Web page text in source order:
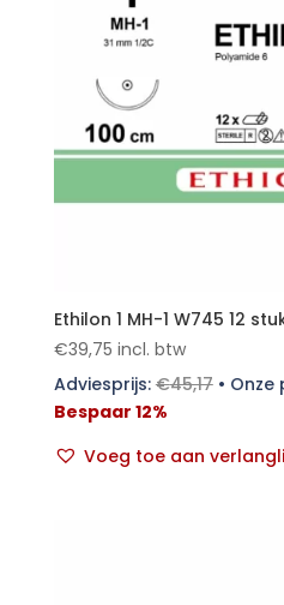
Ethilon 1 MH-1 W745 12
€39,75 incl. btw
Adviesprijs:€45,17• Onze
Bespaar 12%
Voeg toe aan